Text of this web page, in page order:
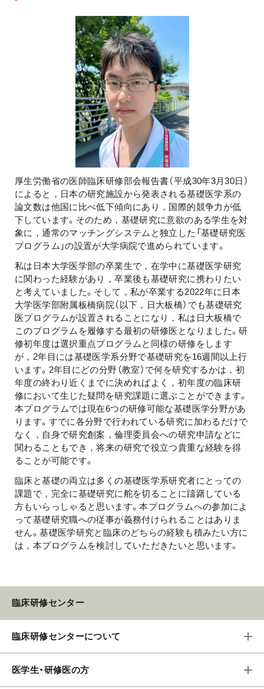
厚生労働省の医師臨床研修部会報告書（平成30年3月30日）
によると，日本の研究施設から発表される基礎医学系の
論文数は他国に比べ低下傾向にあり，国際的競争力が低
下しています。そのため，基礎研究に意欲のある学生を対
象に，通常のマッチングシステムと独立した「基礎研究医
プログラム」の設置が大学病院で進められています。
私は日本大学医学部の卒業生で，在学中に基礎医学研究
に関わった経験があり，卒業後も基礎研究に携わりたい
と考えていました。そして，私が卒業する2022年に日本
大学医学部附属板橋病院（以下，日大板橋）でも基礎研究
医プログラムが設置されることになり，私は日大板橋で
このプログラムを履修する最初の研修医となりました。研
修初年度は選択重点プログラムと同様の研修をします
が，2年目には基礎医学系分野で基礎研究を16週間以上行
います。2年目にどの分野（教室）で何を研究するかは，初
年度の終わり近くまでに決めればよく，初年度の臨床研
修において生じた疑問を研究課題に選ぶことができます。
本プログラムでは現在6つの研修可能な基礎医学分野があ
ります。すでに各分野で行われている研究に加わるだけで
なく，自身で研究創案，倫理委員会への研究申請などに
関わることもでき，将来の研究で役立つ貴重な経験を得
ることが可能です。
臨床と基礎の両立は多くの基礎医学系研究者にとっての
課題で，完全に基礎研究に舵を切ることに躊躇している
方もいらっしゃると思います。本プログラムへの参加によ
って基礎研究職への従事が義務付けられることはありま
せん。基礎医学研究と臨床のどちらの経験も積みたい方に
は，本プログラムを検討していただきたいと思います。
臨床研修センター
臨床研修センターについて
医学生・研修医の方